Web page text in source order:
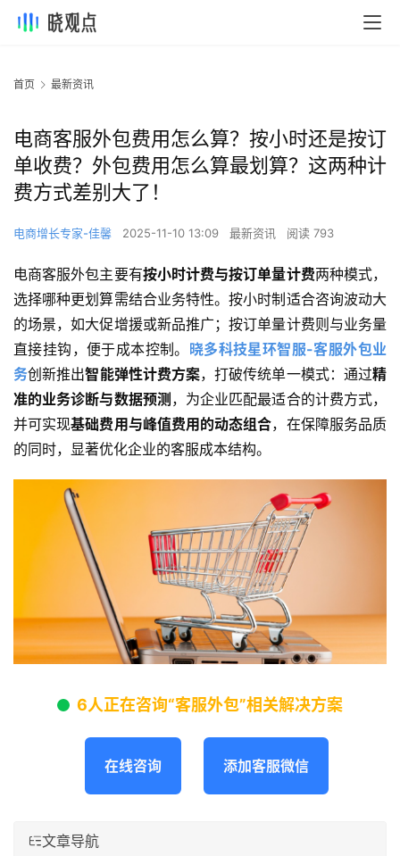
首页 最新资讯
电商客服外包费用怎么算？按小时还是按订
单收费？外包费用怎么算最划算？这两种计
费方式差别大了！
电商增长专家-佳馨 2025-11-10 13:09 最新资讯 阅读 793
电商客服外包主要有按小时计费与按订单量计费两种模式，
选择哪种更划算需结合业务特性。按小时制适合咨询波动大
的场景，如大促增援或新品推广；按订单量计费则与业务量
直接挂钩，便于成本控制。 晓多科技星环智服-客服外包业
务创新推出智能弹性计费方案，打破传统单一模式：通过精
准的业务诊断与数据预测 ，为企业匹配最适合的计费方式，
并可实现基础费用与峰值费用的动态组合，在保障服务品质
的同时，显著优化企业的客服成本结构。
6人正在咨询“客服外包”相关解决方案
在线咨询 添加客服微信
文章导航